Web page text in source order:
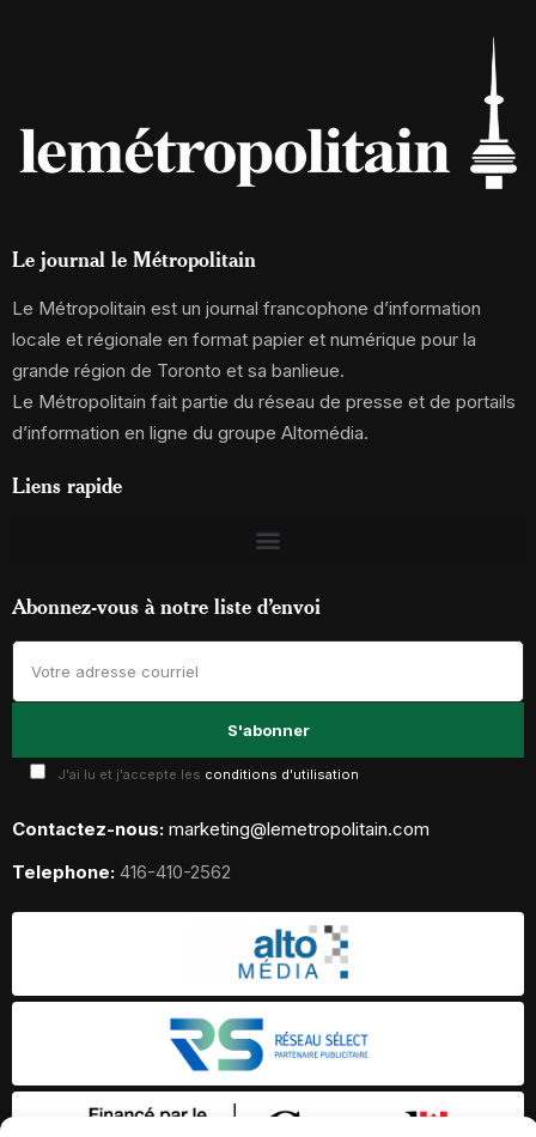
Le journal le Métropolitain
Le Métropolitain est un journal francophone d’information
locale et régionale en format papier et numérique pour la
grande région de Toronto et sa banlieue.
Le Métropolitain fait partie du réseau de presse et de portails
d’information en ligne du groupe Altomédia.
Liens rapide
Abonnez-vous à notre liste d’envoi
J'ai lu et j'accepte les conditions d'utilisation
Contactez-nous: marketing@lemetropolitain.com
Telephone: 416-410-2562